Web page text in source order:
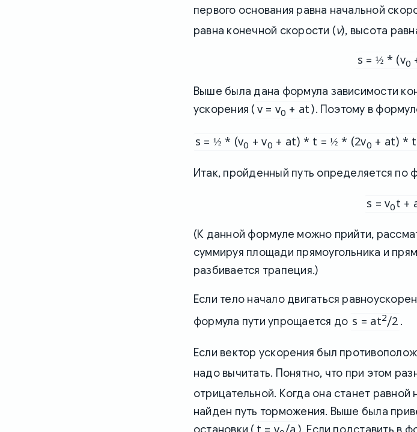
первого основания равна начальной
равна конечной скорости (v), высота
s = ½ * (v0
Выше была дана формула зависимости
ускорения ( v = v0 + at). Поэтому в
s = ½ * (v0 + v0 + at) * t = ½ * (2v0 + at) *
Итак, пройденный путь определяется по
s = v0t +
(К данной формуле можно прийти,
суммируя площади прямоугольника и
разбивается трапеция.)
Если тело начало двигаться
формула пути упрощается до s = at2/2 .
Если вектор ускорения был
надо вычитать. Понятно, что при этом
отрицательной. Когда она станет равной
найден путь торможения. Выше была
остановки (
). Если подставить в